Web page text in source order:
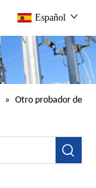
Español
» Otro probador de